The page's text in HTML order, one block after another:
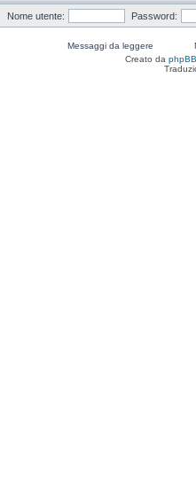
Nome utente: Password:
Messaggi da leggere
Creato da phpBB